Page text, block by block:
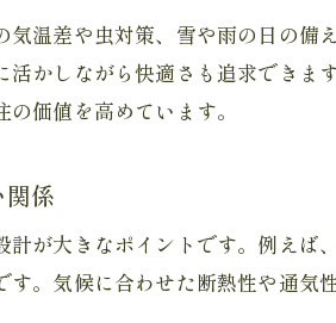
気候や土地に合った
山梨県移住で重視し
移住後のデメリット
温差や虫対策、雪や雨の日の
かしながら快適さも追求でき
価値を高めています。
係
が大きなポイントです。例え
。気候に合わせた断熱性や通